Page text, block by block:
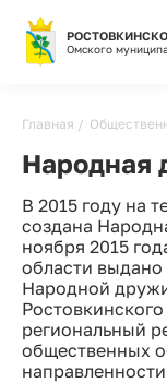
Омского
Строка
навигации
Главная
Народная
В 2015 году на
создана
ноября 2015
области выдано
Народной
региональный
общественных